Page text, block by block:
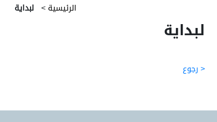
الرئيسية> لبداية
لبداية
< رجوع